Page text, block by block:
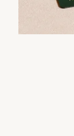
Kriterien